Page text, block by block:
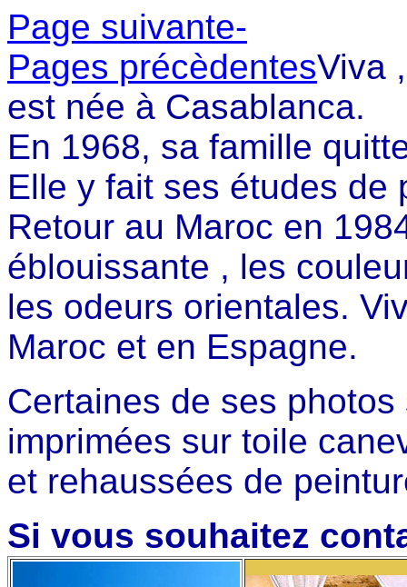
Page suivante-
Pages précèdentesViva
est née à Casablanca.
En 1968, sa famille
Elle y fait ses études de
Retour au Maroc en
éblouissante , les
les odeurs orientales.
Maroc et en Espagne.
Certaines de ses
imprimées sur toile
et rehaussées de
Si vous souhaitez